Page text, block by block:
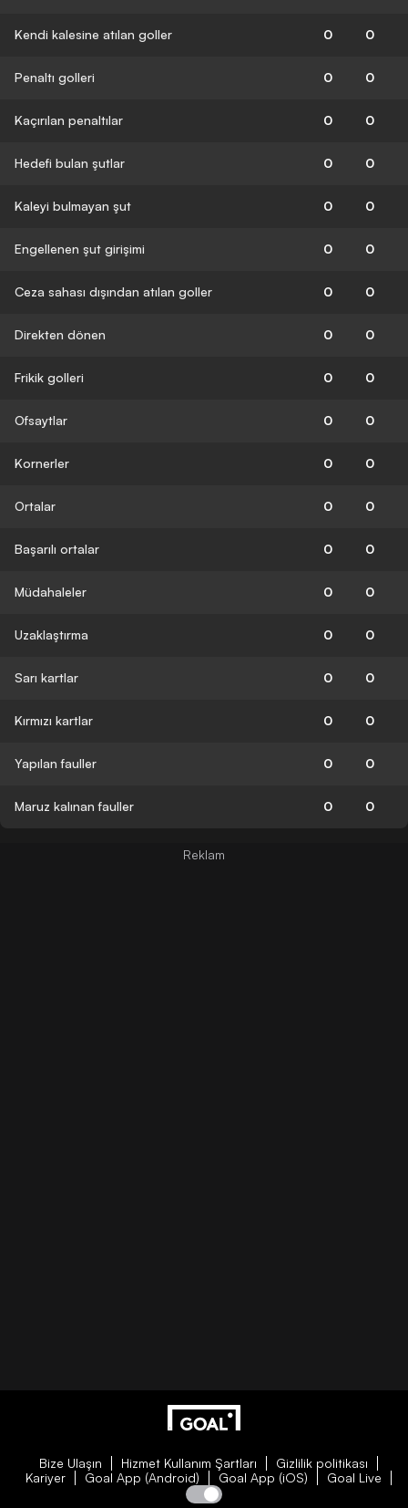
Kendi kalesine atılan goller 0 0
Penaltı golleri 0 0
Kaçırılan penaltılar 0 0
Hedefi bulan şutlar 0 0
Kaleyi bulmayan şut 0 0
Engellenen şut girişimi 0 0
Ceza sahası dışından atılan goller 0 0
Direkten dönen 0 0
Frikik golleri 0 0
Ofsaytlar 0 0
Kornerler 0 0
Ortalar 0 0
Başarılı ortalar 0 0
Müdahaleler 0 0
Uzaklaştırma 0 0
Sarı kartlar 0 0
Kırmızı kartlar 0 0
Yapılan fauller 0 0
Maruz kalınan fauller 0 0
Bize Ulaşın Hizmet Kullanım Şartları
Gizlilik politikası
Kariyer
Goal App (Android) Goal App (iOS) Goal Live